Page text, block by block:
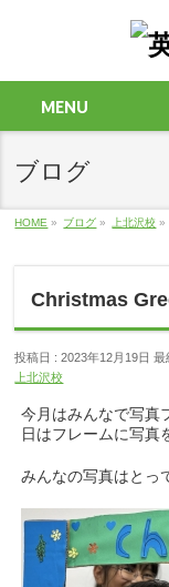
MENU
ブログ
HOME » ブログ » 上北沢校 »
Christmas
投稿日 : 2023年12月19日 最
上北沢校
今月はみんなで写真
日はフレームに写真
みんなの写真はとっ